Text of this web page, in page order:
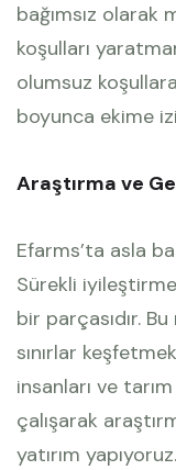
bağımsız
koşulları
olumsuz
boyunca ekime
Araştırma ve
Efarms’ta asla
Sürekli
bir parçasıdır.
sınırlar
insanları ve
çalışarak
yatırım yapıyoruz.